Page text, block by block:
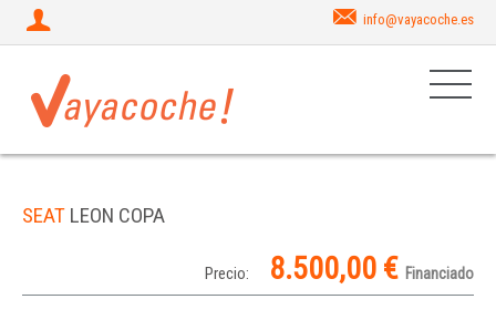
info@vayacoche.es
SEAT LEON COPA
Precio: 8.500,00 € Financiado